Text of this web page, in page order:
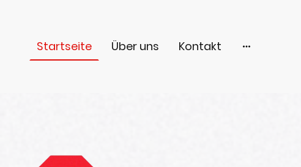
Startseite Über uns Kontakt